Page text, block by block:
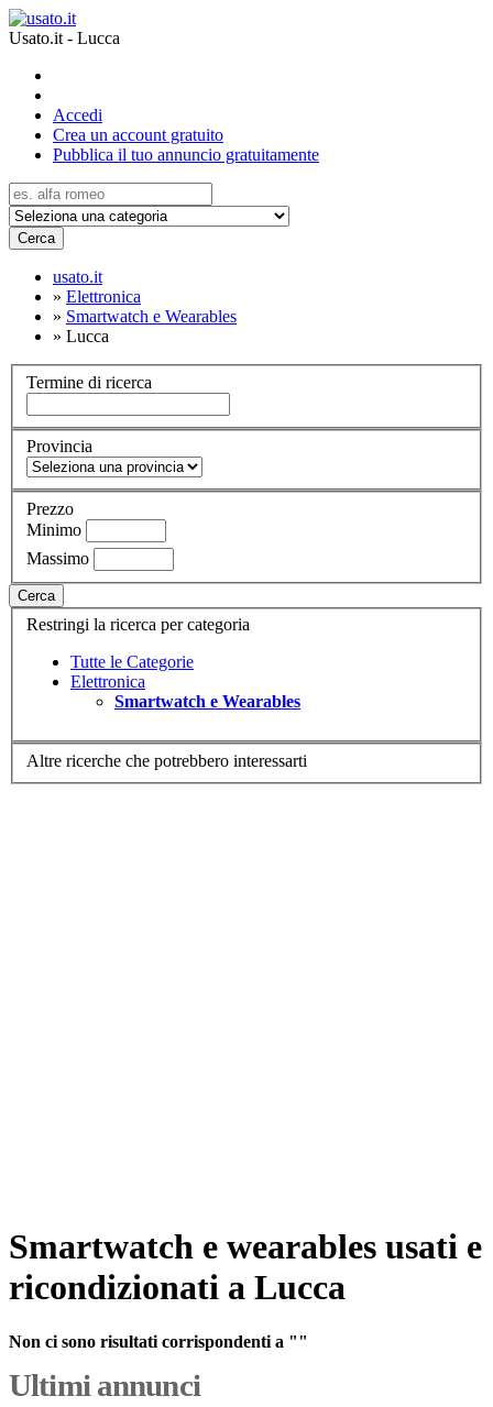
Usato.it - Lucca
Accedi
Crea un account gratuito
Pubblica il tuo annuncio gratuitamente
Cerca
usato.it
» Elettronica
» Smartwatch e Wearables
» Lucca
Termine di ricerca
Provincia
Prezzo
Minimo
Massimo
Cerca
Restringi la ricerca per categoria
Tutte le Categorie
Elettronica
Smartwatch e Wearables
Altre ricerche che potrebbero interessarti
Smartwatch e wearables usati e
ricondizionati a Lucca
Non ci sono risultati corrispondenti a ""
Ultimi annunci